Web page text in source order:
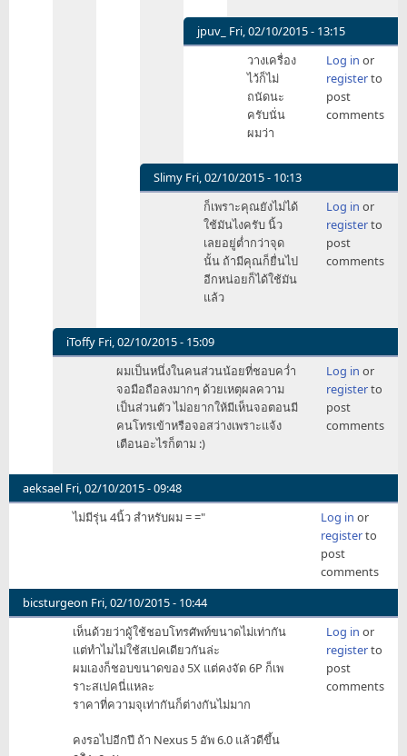
jpuv_ Fri, 02/10/2015 - 13:15
In
ว่า
อยู่
ตรง
ไหน
by
Infinity88
วางเครื่อง
ไว้ก็ไม่
ถนัดนะ
ครับนั่น
ผมว่า
Log in or
registerto
post
comments
Slimy Fri, 02/10/2015 - 10:13
In
ไม่
อยู่
ขอบ
ฝั่
by
tk719
ก็เพราะคุณยังไม่ได้
ใช้มันไงครับ นิ้ว
เลยอยู่ต่ำกว่าจุด
นั้น ถ้ามีคุณก็ยื่นไป
อีกหน่อยก็ได้ใช้มัน
แล้ว
Log in or
registerto
post
comments
iToffy Fri, 02/10/2015 - 15:09
In
ถือ
คว่ำ
บน
ผมเป็นหนึ่งในคนส่วนน้อยที่ชอบคว่ำ
จอมือถือลงมากๆ ด้วยเหตุผลความ
เป็นส่วนตัว ไม่อยากให้มีเห็นจอตอนมี
คนโทรเข้าหรือจอสว่างเพราะแจ้ง
เตือนอะไรก็ตาม :)
Log in or
registerto
post
comments
aeksael Fri, 02/10/2015 - 09:48
ไม่มีรุ่น 4นิ้ว สำหรับผม = ="
Log in or
registerto
post
comments
bicsturgeon Fri, 02/10/2015 - 10:44
เห็นด้วยว่าผู้ใช้ชอบโทรศัพท์ขนาดไม่เท่ากัน
แต่ทำไมไม่ใช้สเปคเดียวกันล่ะ
ผมเองก็ชอบขนาดของ 5X แต่คงจัด 6P ก็เพ
ราะสเปคนี่แหละ
ราคาที่ความจุเท่ากันก็ต่างกันไม่มาก
คงรอไปอีกปี ถ้า Nexus 5 อัพ 6.0 แล้วดีขึ้น
Log in or
registerto
post
comments